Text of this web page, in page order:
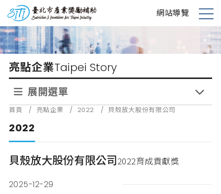
到
主
要
內
台北市產業獎勵補助 網站導覽
展
選
單
亮點企業Taipei Story
展開選單
首頁 / 亮點企業 / 2022 / 貝殼放大股份有限公司
2022
貝殼放大股份有限公司2022育成貢獻獎
2025-12-29